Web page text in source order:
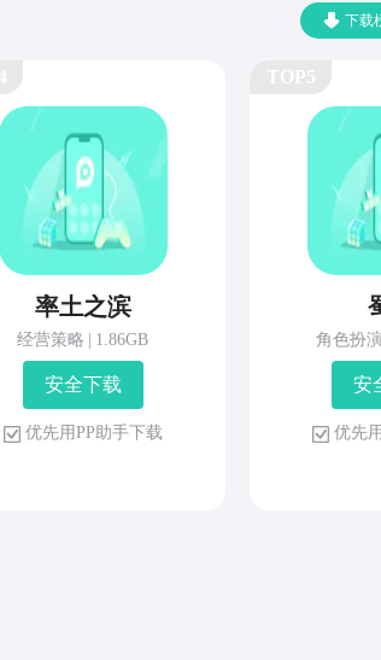
下载
率土之滨
经营策略 1.86GB
安 全 下 载
优 先 用 P P 助 手 下 载
角色扮
安
优 先